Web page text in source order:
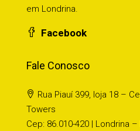
em Londrina.
Facebook
Fale Conosco
Rua Piauí 399, loja 18 –
Towers
Cep: 86.010-420 | Londrina –